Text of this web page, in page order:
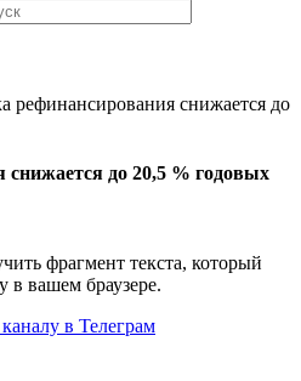
рефинансирования снижается до
до 20,5 % годовых
фрагмент текста, который
в вашем браузере.
в Телеграм